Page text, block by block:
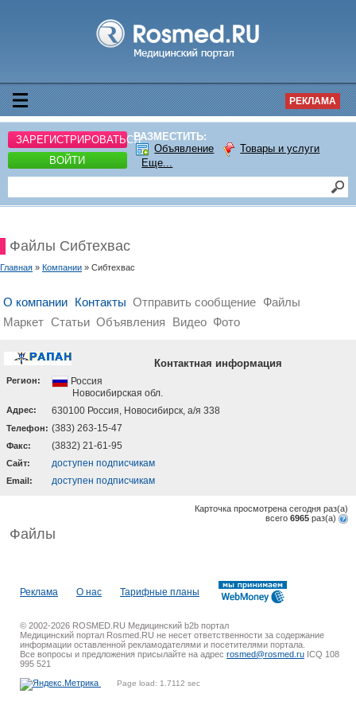
РЕКЛАМА
ЗАРЕГИСТРИРОВАТЬСЯ
ВОЙТИ
РАЗМЕСТИТЬ:
Объявление
Товары и услуги
Еще...
Файлы Сибтехвас
Главная » Компании » Сибтехвас
О компании Контакты Отправить сообщение Файлы
Маркет Статьи Объявления Видео Фото
Контактная информация
Регион:
Россия
Новосибирская обл.
Адрес: 630100 Россия, Новосибирск, а/я 338
Телефон: (383) 263-15-47
Факс: (3832) 21-61-95
Cайт: доступен подписчикам
Email: доступен подписчикам
Карточка просмотрена сегодня раз(a)
всего 6965 раз(a)
Файлы
Реклама О нас Тарифные планы
© 2002-2026 ROSMED.RU Медицинский b2b портал
Медицинский портал Rosmed.RU не несет ответственности за содержание
информации оставленной рекламодателями и посетителями портала.
Все вопросы и предложения присылайте на адрес rosmed@rosmed.ru ICQ 108
995 521
Page load: 1.7112 sec